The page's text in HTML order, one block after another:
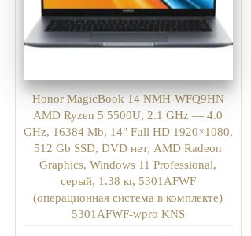
Honor MagicBook 14 NMH-WFQ9HN
AMD Ryzen 5 5500U, 2.1 GHz — 4.0
GHz, 16384 Mb, 14″ Full HD 1920×1080,
512 Gb SSD, DVD нет, AMD Radeon
Graphics, Windows 11 Professional,
серый, 1.38 кг, 5301AFWF
(операционная система в комплекте)
5301AFWF-wpro KNS